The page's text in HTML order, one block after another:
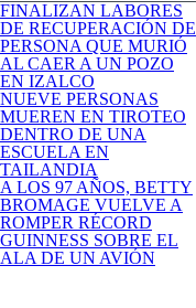
FINALIZAN LABORES
DE RECUPERACIÓN DE
PERSONA QUE MURIÓ
AL CAER A UN POZO
EN IZALCO
NUEVE PERSONAS
MUEREN EN TIROTEO
DENTRO DE UNA
ESCUELA EN
TAILANDIA
A LOS 97 AÑOS, BETTY
BROMAGE VUELVE A
ROMPER RÉCORD
GUINNESS SOBRE EL
ALA DE UN AVIÓN